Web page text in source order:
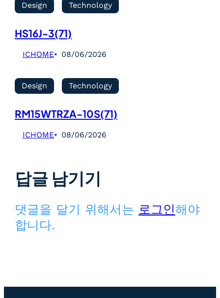
Design Technology
HS16J-3(71)
ICHOME 08/06/2026
Design Technology
RM15WTRZA-10S(71)
ICHOME 08/06/2026
답글 남기기
댓글을 달기 위해서는 로그인해야
합니다.